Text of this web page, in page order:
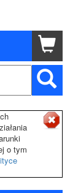
o tym